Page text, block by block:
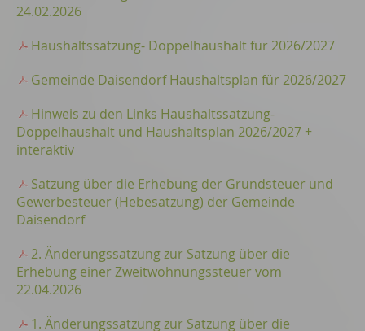
24.02.2026
Haushaltssatzung- Doppelhaushalt für 2026/2027
Gemeinde Daisendorf Haushaltsplan für 2026/2027
Hinweis zu den Links Haushaltssatzung-
Doppelhaushalt und Haushaltsplan 2026/2027 +
interaktiv
Satzung über die Erhebung der Grundsteuer und
Gewerbesteuer (Hebesatzung) der Gemeinde
Daisendorf
2. Änderungssatzung zur Satzung über die
Erhebung einer Zweitwohnungssteuer vom
22.04.2026
1. Änderungssatzung zur Satzung über die